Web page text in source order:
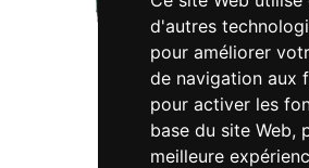
d'autres
pour améliorer
de navigation aux
pour activer les
base du site Web,
meilleure